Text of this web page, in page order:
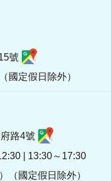
號
國定假日除外）
路4號
| 13:30～17:30
（國定假日除外）